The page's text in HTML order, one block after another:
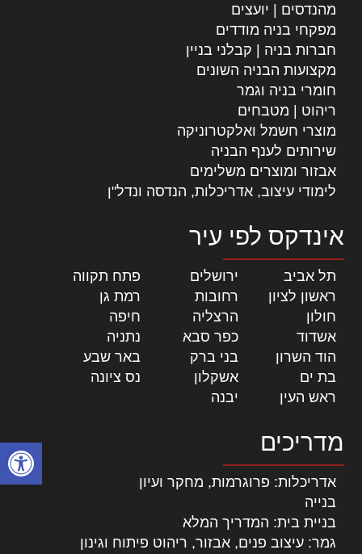
פתח
מהנדסים | יועצים
מפקחי בניה מודדים
חברות בניה | קבלני בניין
מקצועות הבניה השונים
חומרי בניה וגמר
ריהוט | מטבחים
מוצרי חשמל ואלקטרוניקה
שירותים לענף הבניה
אבזור ומוצרים משלימים
לימודי עיצוב, אדריכלות, הנדסה ונדל"ן
אינדקס לפי עיר
תל אביב ירושלים פתח תקווה
ראשון לציון
רחובות רמת גן
חולון
הרצליה חיפה
אשדוד
כפר סבא נתניה
הוד השרון
בני ברק באר שבע
בת ים
אשקלון נס ציונה
ראש העין
יבנה
מדריכים
אדריכלות: פרוגרמות, מחקר ועיון
בנייה
בניית בית: המדריך המלא
גמר: עיצוב פנים, אבזור, ריהוט פיתוח וגינון